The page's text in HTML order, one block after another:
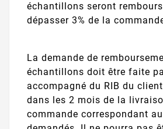
échantillons seront
dépasser 3% de la
La demande de
échantillons doit être faite
accompagné du RIB du
dans les 2 mois de la
commande correspondant